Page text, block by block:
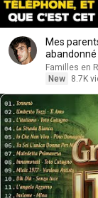
Mes
Familles en
New
8.7K